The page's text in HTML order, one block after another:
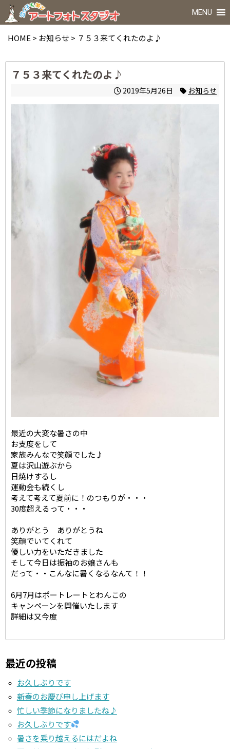
MENU
HOME > お知らせ > ７５３来てくれたのよ♪
７５３来てくれたのよ♪
2019年5月26日 お知らせ
最近の大変な暑さの中
お支度をして
家族みんなで笑顔でした♪
夏は沢山遊ぶから
日焼けするし
運動会も続くし
考えて考えて夏前に！のつもりが・・・
30度超えるって・・・
ありがとう ありがとうね
笑顔でいてくれて
優しい力をいただきました
そして今日は振袖のお嬢さんも
だって・・こんなに暑くなるなんて！！
6月7月はポートレートとわんこの
キャンペーンを開催いたします
詳細は又今度
最近の投稿
お久しぶりです
新春のお慶び申し上げます
忙しい季節になりましたね♪
お久しぶりです
暑さを乗り越えるにはだよね